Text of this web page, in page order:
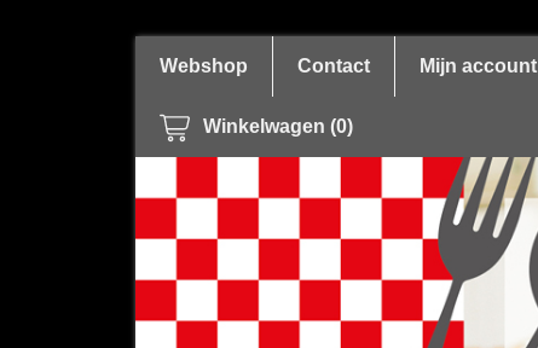
Webshop Contact Mijn account
Winkelwagen (0)